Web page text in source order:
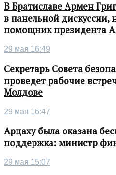
В Братиславе Армен
в панельной дискуссии,
помощник президента
29 мая 16:49
Секретарь Совета
проведет рабочие
Молдове
29 мая 16:47
Арцаху была оказана
поддержка: министр
29 мая 15:07